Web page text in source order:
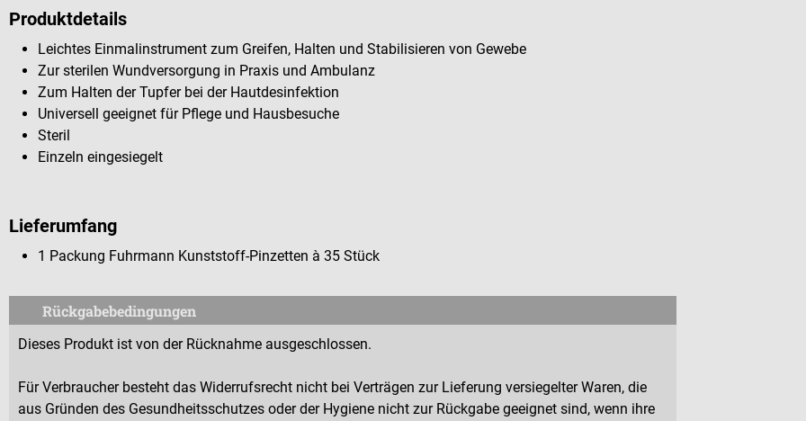
Produktdetails
Leichtes Einmalinstrument zum Greifen, Halten und Stabilisieren von Gewebe
Zur sterilen Wundversorgung in Praxis und Ambulanz
Zum Halten der Tupfer bei der Hautdesinfektion
Universell geeignet für Pflege und Hausbesuche
Steril
Einzeln eingesiegelt
Lieferumfang
1 Packung Fuhrmann Kunststoff-Pinzetten à 35 Stück
Rückgabebedingungen
Dieses Produkt ist von der Rücknahme ausgeschlossen.
Für Verbraucher besteht das Widerrufsrecht nicht bei Verträgen zur Lieferung versiegelter Waren, die
aus Gründen des Gesundheitsschutzes oder der Hygiene nicht zur Rückgabe geeignet sind, wenn ihre